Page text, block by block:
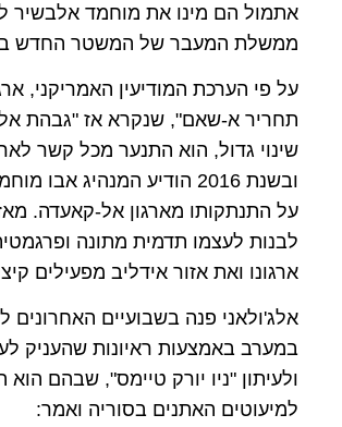
אתמול הם מינו את מוחמד אלבשיר
ממשלת המעבר של המשטר החדש
על פי הערכת המודיעין האמריקני,
תחריר א-שאם", שנקרא אז "גבהת
שינוי גדול, הוא התנער מכל קשר
ובשנת 2016 הודיע המנהיג אבו
על התנתקותו מארגון אל-קאעדה.
לבנות לעצמו תדמית מתונה
ארגונו ואת אזור אידליב מפעילים
אלג'ולאני פנה בשבועיים
ולעיתון "ניו יורק טיימס", שבהם הוא
למיעוטים האתנים בסוריה ואמר: